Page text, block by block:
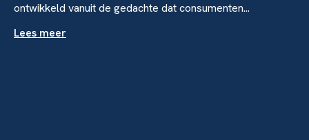
ontwikkeld vanuit de gedachte dat consumenten...
Lees meer